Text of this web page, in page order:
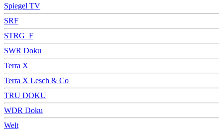
Spiegel TV
SRF
STRG_F
SWR Doku
Terra X
Terra X Lesch & Co
TRU DOKU
WDR Doku
Welt